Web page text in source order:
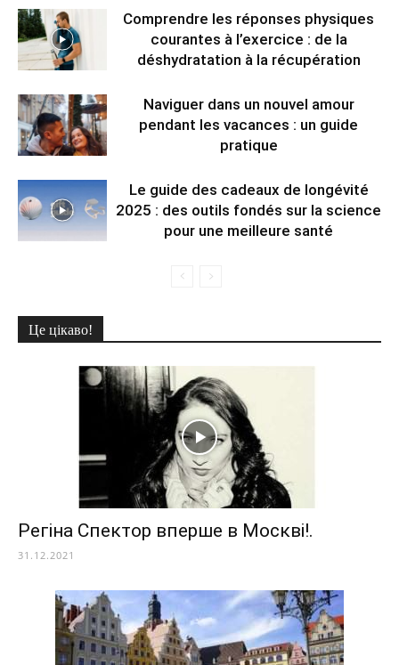
Comprendre les réponses physiques
courantes à l’exercice : de la
déshydratation à la récupération
Naviguer dans un nouvel amour
pendant les vacances : un guide
pratique
Le guide des cadeaux de longévité
2025 : des outils fondés sur la science
pour une meilleure santé
Це цікаво!
Регіна Спектор вперше в Москві!.
31.12.2021